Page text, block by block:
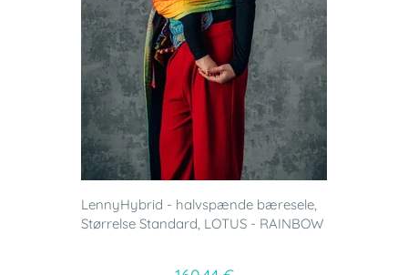
LennyHybrid - halvspænde bæresele,
Størrelse Standard, LOTUS - RAINBOW